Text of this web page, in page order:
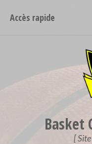
Accès rapide
Basket
[